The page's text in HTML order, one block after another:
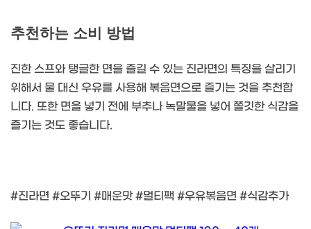
추천하는 소비 방법
진한 스프와 탱글한 면을 즐길 수 있는 진라면의 특징을 살리기
위해서 물 대신 우유를 사용해 볶음면으로 즐기는 것을 추천합
니다. 또한 면을 넣기 전에 부추나 녹말물을 넣어 쫄깃한 식감을
즐기는 것도 좋습니다.
#진라면 #오뚜기 #매운맛 #멀티팩 #우유볶음면 #식감추가